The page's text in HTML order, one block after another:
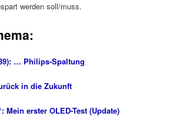
werden soll/muss.
… Philips-Spaltung
in die Zukunft
Mein erster OLED-Test (Update)